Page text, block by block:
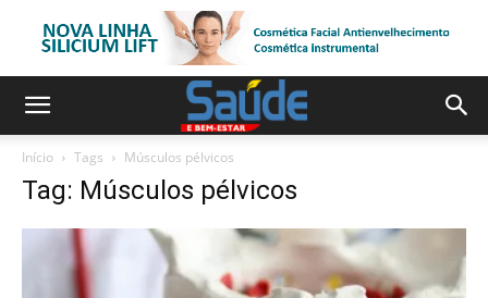
Início Tags Músculos pélvicos
Tag: Músculos pélvicos